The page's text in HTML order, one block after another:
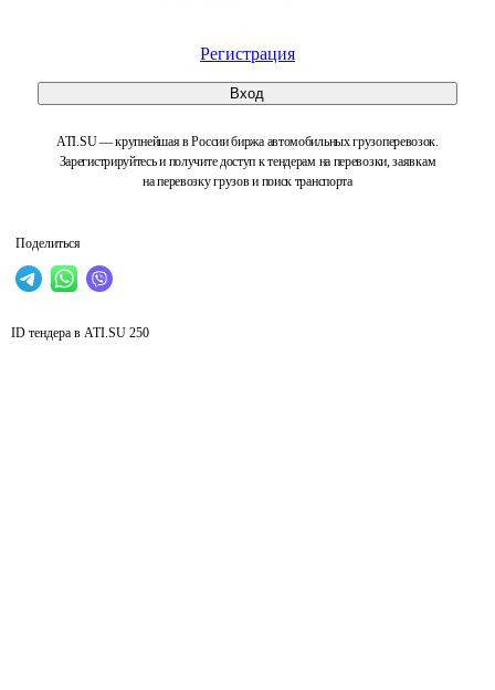
Регистрация
Вход
ATI.SU — крупнейшая в России биржа автомобильных грузоперевозок.
Зарегистрируйтесь и получите доступ к тендерам на перевозки, заявкам
на перевозку грузов и поиск транспорта
Поделиться
ID тендера в ATI.SU 250